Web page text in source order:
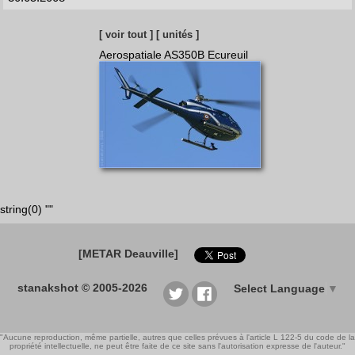
[ voir tout ] [ unités ]
Aerospatiale AS350B Ecureuil
string(0) ""
[METAR Deauville]
stanakshot © 2005-2026 Select Language ▼
"Aucune reproduction, même partielle, autres que celles prévues à l'article L 122-5 du code de la
propriété intellectuelle, ne peut être faite de ce site sans l'autorisation expresse de l'auteur."